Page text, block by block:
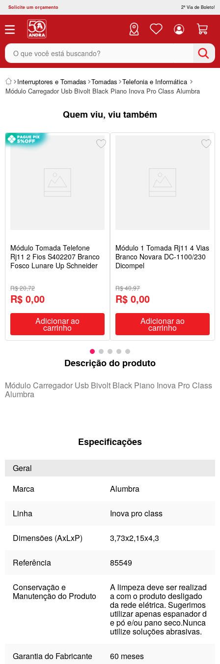
Solicite um orçamento 2ª Via de Boleto!
O que você está buscando?
Interruptores e Tomadas Tomadas Telefonia e Informática
Módulo Carregador Usb Bivolt Black Piano Inova Pro Class Alumbra
Quem viu, viu também
Módulo Tomada Telefone
Rj11 2 Fios S402207 Branco
Fosco Lunare Up Schneider
R$ 20,72
R$ 0,00
Adicionar ao
carrinho
Módulo 1 Tomada Rj11 4 Vias
Branco Novara DC-1100/230
Dicompel
R$ 40,97
R$ 0,00
Adicionar ao
carrinho
Descrição do produto
Módulo Carregador Usb Bivolt Black Piano Inova Pro Class
Alumbra
Especificações
Geral
Marca
Alumbra
Linha Inova pro class
Dimensões (AxLxP) 3,73x2,15x4,3
Referência 85549
Conservação e
Manutenção do Produto
A limpeza deve ser realizad
a com o produto desligado
da rede elétrica. Sugerimos
utilizar apenas espanador d
e pó e/ou pano seco.Nunca
utilize soluções abrasivas.
Garantia do Fabricante 60 meses